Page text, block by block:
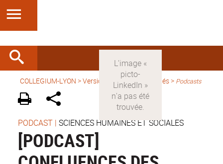
COLLEGIUM-LYON >Version française> Activités> Podcasts
PODCAST | SCIENCES HUMAINES ET SOCIALES
[PODCAST]